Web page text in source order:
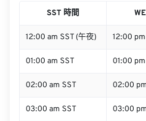
SST 時間
12:00 am SST (午夜) 12:00
01:00 am SST 01:00
02:00 am SST 02:00
03:00 am SST 03:00